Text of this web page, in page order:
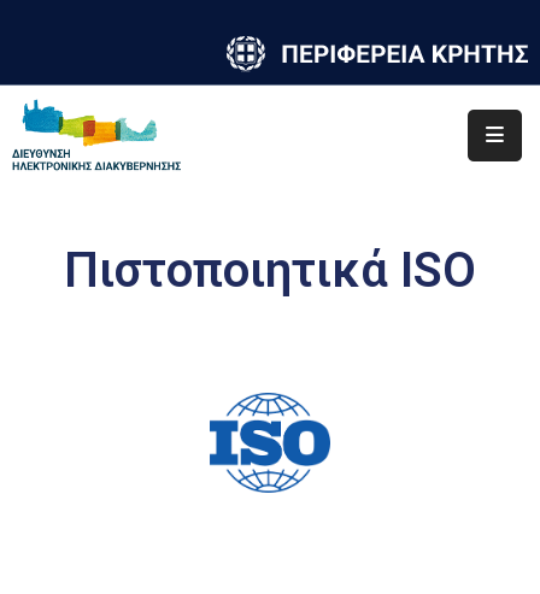
ΑΡΧΙΚΗ
ΟΜΑΔΑ
ΟΡΓΑΝΩΤΙΚΗ ΔΟΜΗ
ΕΚΠΑΙΔΕΥΣΗΠιστοποιητικά ISO